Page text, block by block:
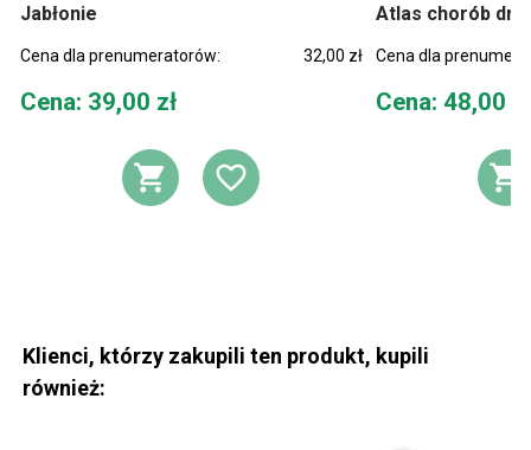
Jabłonie
Cena dla prenumeratorów: 32,00 zł
Cena
Cena: 39,00 zł
DODAJ DO KOSZYKA
DODAJ DO
Atlas chorób
Cena dla
Cena
Cena: 48,00
Klienci, którzy zakupili ten produkt, kupili
również: